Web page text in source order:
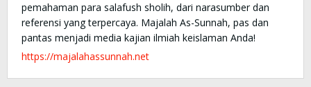
pemahaman para salafush sholih, dari narasumber dan
referensi yang terpercaya. Majalah As-Sunnah, pas dan
pantas menjadi media kajian ilmiah keislaman Anda!
https://majalahassunnah.net